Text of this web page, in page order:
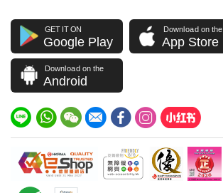
GET IT ON
Google Play
Download on the
App Store
Download on the
Android